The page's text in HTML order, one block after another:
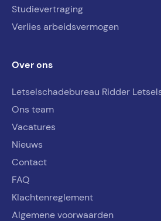
Studievertraging
Verlies arbeidsvermogen
Over ons
Letselschadebureau Ridder
Ons team
Vacatures
Nieuws
Contact
FAQ
Klachtenreglement
Algemene voorwaarden